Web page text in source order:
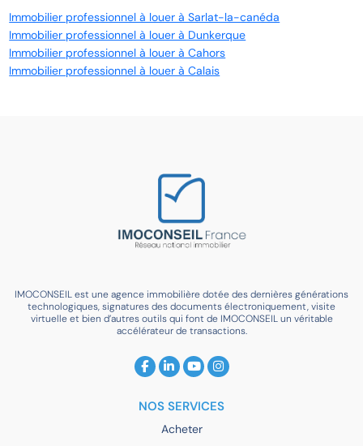
Immobilier professionnel à louer à Sarlat-la-canéda
Immobilier professionnel à louer à Dunkerque
Immobilier professionnel à louer à Cahors
Immobilier professionnel à louer à Calais
IMOCONSEIL est une agence immobilière dotée des dernières générations
technologiques, signatures des documents électroniquement, visite
virtuelle et bien d’autres outils qui font de IMOCONSEIL un véritable
accélérateur de transactions.
NOS SERVICES
Acheter